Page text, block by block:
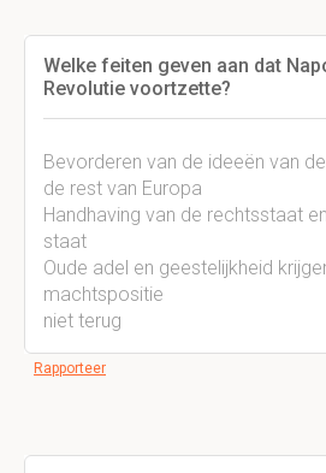
Welke feiten geven aan dat
Revolutie voortzette?
Bevorderen van de ideeën van
de rest van Europa
Handhaving van de rechtsstaat
staat
Oude adel en geestelijkheid
machtspositie
niet terug
Rapporteer